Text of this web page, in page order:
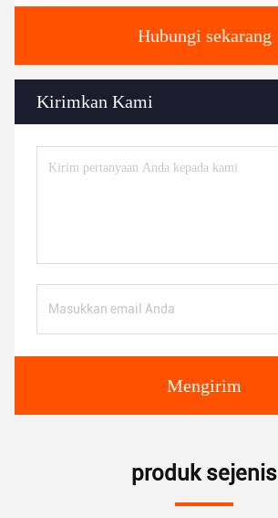
Hubungi sekarang
Kirimkan Kami
Mengirim
produk sejenis